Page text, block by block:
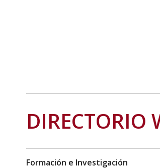
DIRECTORIO
Formación e Investigación